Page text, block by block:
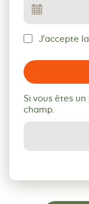
J'accepte
Si vous êtes
champ.